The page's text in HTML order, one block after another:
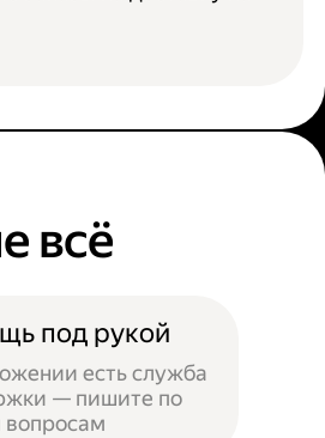
всё
под рукой
есть служба
— пишите по